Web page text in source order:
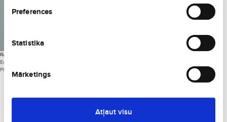
Preferences
Statistika
Mārketings
Atļaut visu
Rasa Levickaitė
Email:
Phone: +370 698 45681
Logos